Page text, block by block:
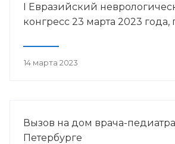
I Евразийский
конгресс 23 марта 2023 года,
14 марта 2023
Вызов на дом врача-
Петербурге